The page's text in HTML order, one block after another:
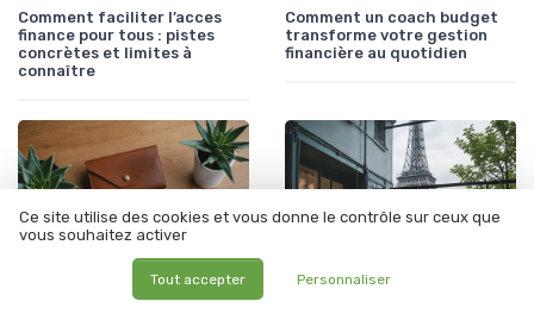
Comment faciliter l’acces
finance pour tous : pistes
concrètes et limites à
connaître
Comment un coach budget
transforme votre gestion
financière au quotidien
Ce site utilise des cookies et vous donne le contrôle sur ceux que
vous souhaitez activer
Tout accepter Personnaliser